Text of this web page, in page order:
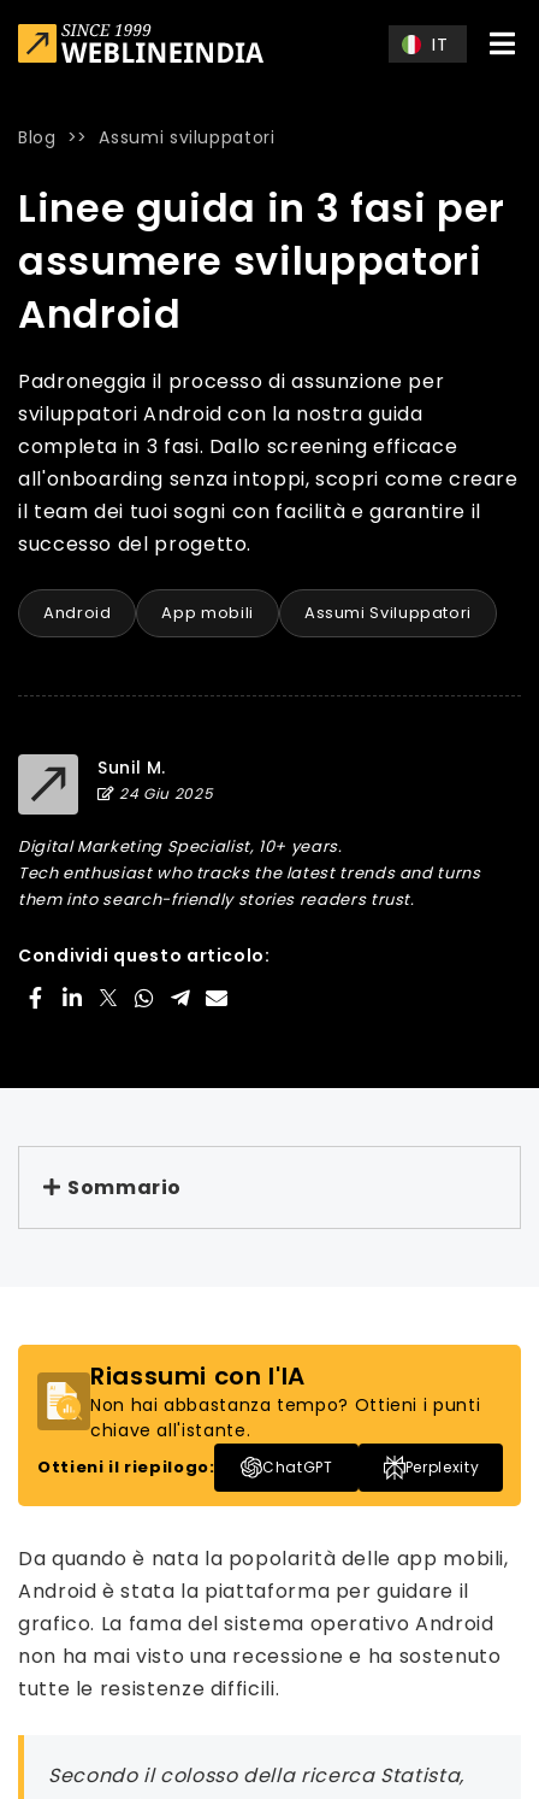
IT
Blog >>Assumi sviluppatori
Linee guida in 3 fasi per
assumere sviluppatori
Android
Padroneggia il processo di assunzione per
sviluppatori Android con la nostra guida
completa in 3 fasi. Dallo screening efficace
all'onboarding senza intoppi, scopri come creare
il team dei tuoi sogni con facilità e garantire il
successo del progetto.
Android App mobili Assumi Sviluppatori
Sunil M.
24 Giu 2025
Digital Marketing Specialist, 10+ years.
Tech enthusiast who tracks the latest trends and turns
them into search-friendly stories readers trust.
Condividi questo articolo:
Sommario
Riassumi con l'IA
Non hai abbastanza tempo? Ottieni i punti
chiave all'istante.
Ottieni il riepilogo: ChatGPT Perplexity
Da quando è nata la popolarità delle app mobili,
Android è stata la piattaforma per guidare il
grafico. La fama del sistema operativo Android
non ha mai visto una recessione e ha sostenuto
tutte le resistenze difficili.
Secondo il colosso della ricerca Statista,